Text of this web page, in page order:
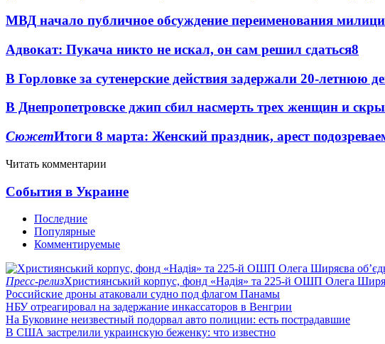
МВД начало публичное обсуждение переименования
Адвокат: Пукача никто не искал, он сам решил сдаться8
В Горловке за сутенерские действия задержали 20-летнюю
В Днепропетровске джип сбил насмерть трех женщин и
СюжетИтоги 8 марта: Женский праздник, арест
Читать комментарии
События в Украине
Последние
Популярные
Комментируемые
Пресс-релизХристиянський корпус, фонд «Надія» та 225-й ОШП Олега
Российские дроны атаковали судно под флагом Панамы
НБУ отреагировал на задержание инкассаторов в Венгрии
На Буковине неизвестный подорвал авто полиции: есть пострадавшие
В США застрелили украинскую беженку: что известно